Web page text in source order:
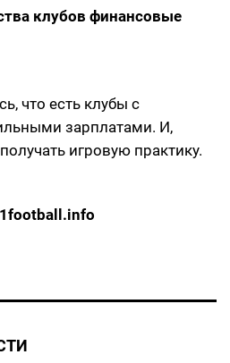
клубов финансовые
что есть клубы с
зарплатами. И,
игровую практику.